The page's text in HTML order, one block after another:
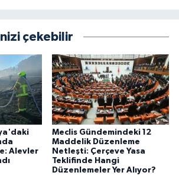
çekebilir
Alevler
Meclis Gündemindeki 12
Maddelik Düzenleme
Netleşti: Çerçeve Yasa
Teklifinde Hangi
Düzenlemeler Yer Alıyor?